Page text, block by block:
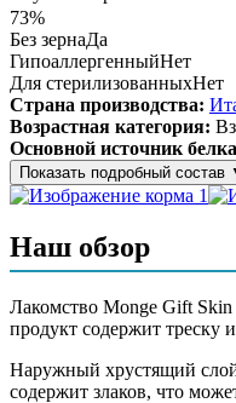
73%
Без зернаДа
ГипоаллергенныйНет
Для стерилизованныхНет
Страна производства:
Возрастная категория:
Основной источник
Показать подробный состав
Картофель, сушеная
Аналитический
Сырой белок 25%, сырая
Наш обзор
Лакомство Monge Gift Skin
продукт содержит треску
Наружный хрустящий слой
содержит злаков, что